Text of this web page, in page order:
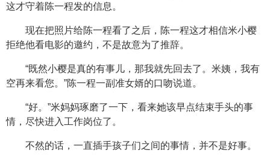
这才守着陈一程发的信息。
现在把照片给陈一程看了之后，陈一程这才相信米小樱
拒绝他看电影的邀约，不是故意为了推辞。
“既然小樱是真的有事儿，那我就先回去了。米姨，我有
空再来看您。”陈一程一副准女婿的口吻说道。
“好。”米妈妈琢磨了一下，看来她该早点结束手头的事
情，尽快进入工作岗位了。
不然的话，一直插手孩子们之间的事情，并不是好事。